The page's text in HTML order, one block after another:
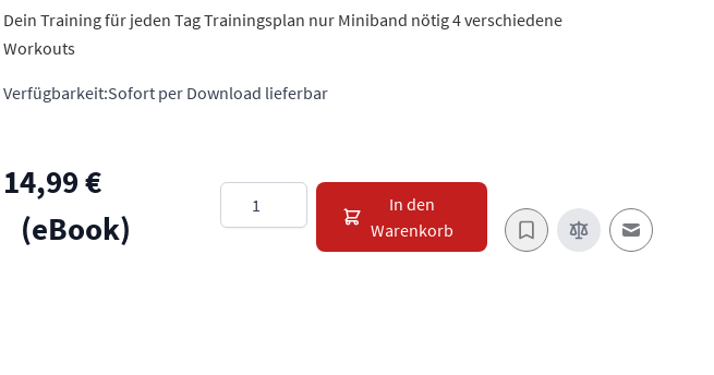
Dein Training für jeden Tag Trainingsplan nur Miniband nötig 4 verschiedene
Workouts
Verfügbarkeit:Sofort per Download lieferbar
14,99 €
(eBook)
Menge
In den
Warenkorb
E-Mail an